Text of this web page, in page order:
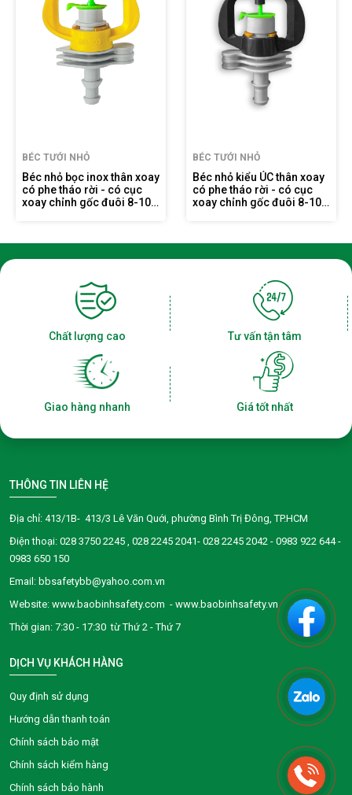
BÉC TƯỚI NHỎ
Béc nhỏ bọc inox thân xoay
có phe tháo rời - có cục
xoay chỉnh gốc đuôi 8-10
BÉC TƯỚI NHỎ
Béc nhỏ kiểu ÚC thân xoay
có phe tháo rời - có cục
xoay chỉnh gốc đuôi 8-10
Chất lượng cao Tư vấn tận tâm
Giao hàng nhanh Giá tốt nhất
THÔNG TIN LIÊN HỆ
Địa chỉ: 413/1B- 413/3 Lê Văn Quới, phường Bình Trị Đông, TP.HCM
Điện thoại: 028 3750 2245 , 028 2245 2041- 028 2245 2042 - 0983 922 644 -
0983 650 150
Email: bbsafetybb@yahoo.com.vn
Website: www.baobinhsafety.com - www.baobinhsafety.vn
Thời gian: 7:30 - 17:30 từ Thứ 2 - Thứ 7
DỊCH VỤ KHÁCH HÀNG
Quy định sử dụng
Hướng dẫn thanh toán
Chính sách bảo mật
Chính sách kiểm hàng
Chính sách bảo hành